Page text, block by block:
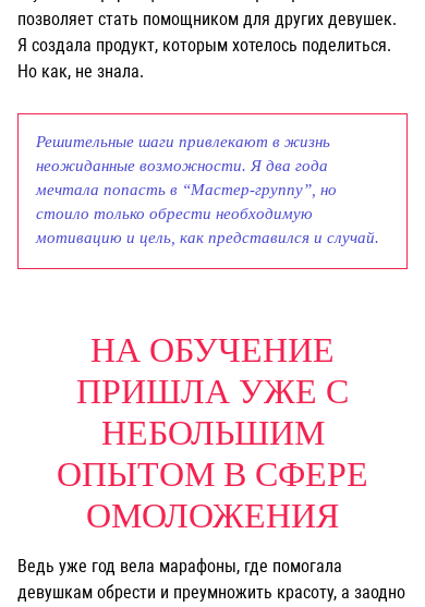
позволяет стать помощником для других девушек.
Я создала продукт, которым хотелось поделиться.
Но как, не знала.
Решительные шаги привлекают в жизнь
неожиданные возможности. Я два года
мечтала попасть в “Мастер-группу”, но
стоило только обрести необходимую
мотивацию и цель, как представился и случай.
НА ОБУЧЕНИЕ
ПРИШЛА УЖЕ С
НЕБОЛЬШИМ
ОПЫТОМ В СФЕРЕ
ОМОЛОЖЕНИЯ
Ведь уже год вела марафоны, где помогала
девушкам обрести и преумножить красоту, а заодно